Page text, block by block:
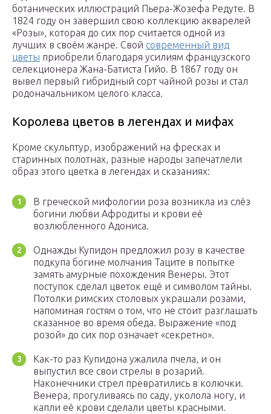
ботанических иллюстраций Пьера-Жозефа Редуте. В
1824 году он завершил свою коллекцию акварелей
«Розы», которая до сих пор считается одной из
лучших в своём жанре. Свой современный вид
цветы приобрели благодаря усилиям французского
селекционера Жана-Батиста Гийо. В 1867 году он
вывел первый гибридный сорт чайной розы и стал
родоначальником целого класса.
Королева цветов в легендах и мифах
Кроме скульптур, изображений на фресках и
старинных полотнах, разные народы запечатлели
образ этого цветка в легендах и сказаниях:
В греческой мифологии роза возникла из слёз
богини любви Афродиты и крови её
возлюбленного Адониса.
Однажды Купидон предложил розу в качестве
подкупа богине молчания Таците в попытке
замять амурные похождения Венеры. Этот
поступок сделал цветок ещё и символом тайны.
Потолки римских столовых украшали розами,
напоминая гостям о том, что не стоит разглашать
сказанное во время обеда. Выражение «под
розой» до сих пор означает «секретно».
Как-то раз Купидона ужалила пчела, и он
выпустил все свои стрелы в розарий.
Наконечники стрел превратились в колючки.
Венера, прогуливаясь по саду, уколола ногу, и
капли её крови сделали цветы красными.